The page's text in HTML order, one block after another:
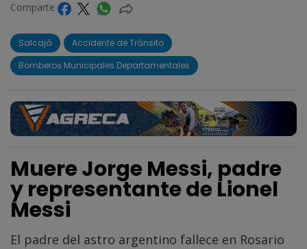
Comparte
Salcajá
Accidente de Tránsito
Bomberos Municipales Departamentales
Muere Jorge Messi, padre
y representante de Lionel
Messi
El padre del astro argentino fallece en Rosario